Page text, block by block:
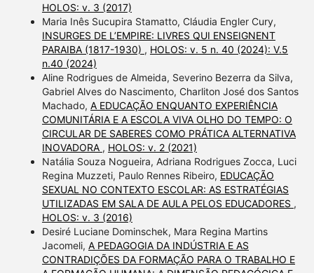
HOLOS: v. 3 (2017)
Maria Inês Sucupira Stamatto, Cláudia Engler Cury,
INSURGES DE L’EMPIRE: LIVRES QUI ENSEIGNENT
PARAIBA (1817-1930) , HOLOS: v. 5 n. 40 (2024): V.5
n.40 (2024)
Aline Rodrigues de Almeida, Severino Bezerra da Silva,
Gabriel Alves do Nascimento, Charliton José dos Santos
Machado, A EDUCAÇÃO ENQUANTO EXPERIÊNCIA
COMUNITÁRIA E A ESCOLA VIVA OLHO DO TEMPO: O
CIRCULAR DE SABERES COMO PRÁTICA ALTERNATIVA
INOVADORA , HOLOS: v. 2 (2021)
Natália Souza Nogueira, Adriana Rodrigues Zocca, Luci
Regina Muzzeti, Paulo Rennes Ribeiro, EDUCAÇÃO
SEXUAL NO CONTEXTO ESCOLAR: AS ESTRATÉGIAS
UTILIZADAS EM SALA DE AULA PELOS EDUCADORES ,
HOLOS: v. 3 (2016)
Desiré Luciane Dominschek, Mara Regina Martins
Jacomeli, A PEDAGOGIA DA INDÚSTRIA E AS
CONTRADIÇÕES DA FORMAÇÃO PARA O TRABALHO E